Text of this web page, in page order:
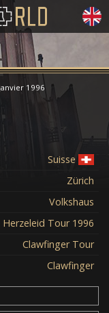
1996
Suisse
Zürich
Volkshaus
Herzeleid Tour 1996
Clawfinger Tour
Clawfinger